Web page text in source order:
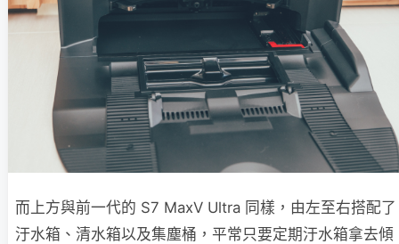
而上方與前一代的 S7 MaxV Ultra 同樣，由左至右搭配了
汙水箱、清水箱以及集塵桶，平常只要定期汙水箱拿去傾